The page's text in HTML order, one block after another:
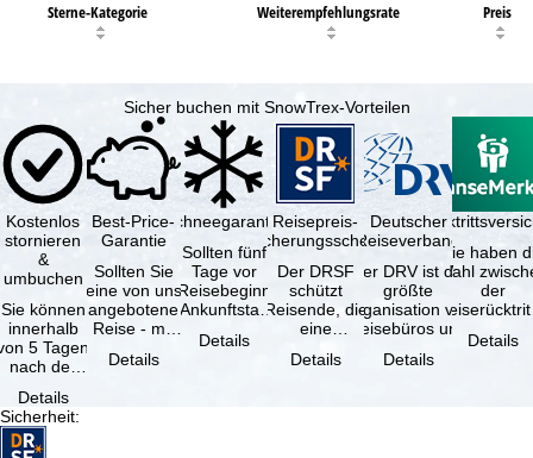
Sterne-Kategorie Weiterempfehlungsrate Preis
Sicher buchen mit SnowTrex-Vorteilen
Kostenlos
stornieren
&
umbuchen
Sie können
innerhalb
5 Tagen
nach der
kostenfrei
…
Details
Best-Price-
Garantie
Sollten Sie
eine von uns
angebotene
Reise - mit
Leistung und
Details
Schneegarantie
Sollten fünf
Tage vor
Reisebeginn
(Ankunftstag)
Schneemangel
Details
Reisepreis-
Sicherungsschein
Der DRSF
schützt
Reisende, die
eine
oder
Details
Deutscher
Reiseverband
Der DRV ist die
größte
Organisation von
Reisebüros und
Reiseveranstaltern
in …
Details
Sie haben
Wahl
der
(inklusive
Details
Sicherheit: